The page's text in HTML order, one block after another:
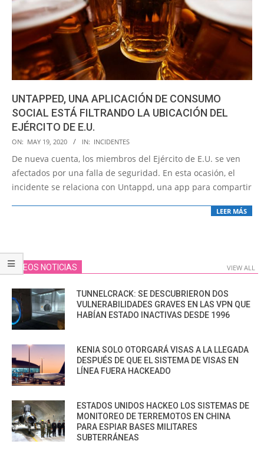
UNTAPPED, UNA APLICACIÓN DE CONSUMO
SOCIAL ESTÁ FILTRANDO LA UBICACIÓN DEL
EJÉRCITO DE E.U.
2020-
05-
19
ON: MAY 19, 2020 IN: INCIDENTES
De nueva cuenta, los miembros del Ejército de E.U. se ven
afectados por una falla de seguridad. En esta ocasión, el
incidente se relaciona con Untappd, una app para compartir
LEER MÁS
VIDEOS NOTICIAS VIEW ALL
TUNNELCRACK: SE DESCUBRIERON DOS
VULNERABILIDADES GRAVES EN LAS VPN QUE
HABÍAN ESTADO INACTIVAS DESDE 1996
KENIA SOLO OTORGARÁ VISAS A LA LLEGADA
DESPUÉS DE QUE EL SISTEMA DE VISAS EN
LÍNEA FUERA HACKEADO
ESTADOS UNIDOS HACKEO LOS SISTEMAS DE
MONITOREO DE TERREMOTOS EN CHINA
PARA ESPIAR BASES MILITARES
SUBTERRÁNEAS